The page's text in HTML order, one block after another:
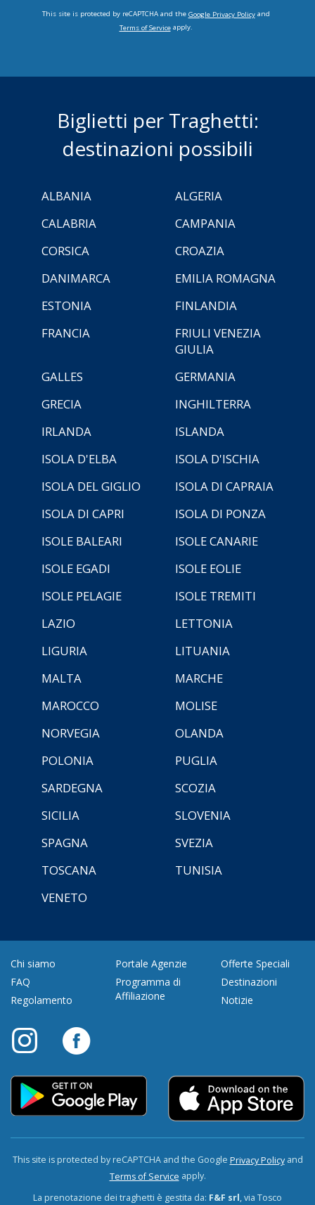
This site is protected by reCAPTCHA and the Google Privacy Policyand
Terms of Serviceapply.
Biglietti per Traghetti:
destinazioni possibili
ALBANIA
ALGERIA
CALABRIA
CAMPANIA
CORSICA
CROAZIA
DANIMARCA
EMILIA ROMAGNA
ESTONIA
FINLANDIA
FRANCIA
FRIULI VENEZIA
GIULIA
GALLES
GERMANIA
GRECIA
INGHILTERRA
IRLANDA
ISLANDA
ISOLA D'ELBA
ISOLA D'ISCHIA
ISOLA DEL GIGLIO
ISOLA DI CAPRAIA
ISOLA DI CAPRI
ISOLA DI PONZA
ISOLE BALEARI
ISOLE CANARIE
ISOLE EGADI
ISOLE EOLIE
ISOLE PELAGIE
ISOLE TREMITI
LAZIO
LETTONIA
LIGURIA
LITUANIA
MALTA
MARCHE
MAROCCO
MOLISE
NORVEGIA
OLANDA
POLONIA
PUGLIA
SARDEGNA
SCOZIA
SICILIA
SLOVENIA
SPAGNA
SVEZIA
TOSCANA
TUNISIA
VENETO
Chi siamo
FAQ
Regolamento
Portale Agenzie
Programma di
Affiliazione
Offerte Speciali
Destinazioni
Notizie
This site is protected by reCAPTCHA and the Google Privacy Policyand
Terms of Service apply.
La prenotazione dei traghetti è gestita da: F&F srl, via Tosco